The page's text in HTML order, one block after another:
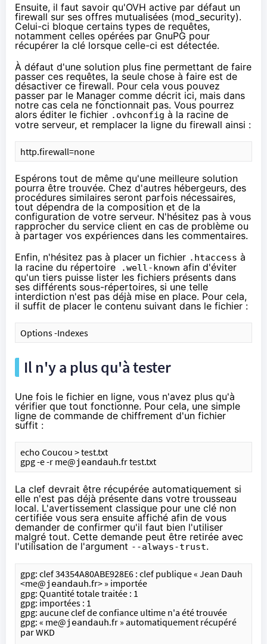
Ensuite, il faut savoir qu'OVH active par défaut un
firewall sur ses offres mutualisées (mod_security).
Celui-ci bloque certains types de requêtes,
notamment celles opérées par GnuPG pour
récupérer la clé lorsque celle-ci est détectée.
À défaut d'une solution plus fine permettant de faire
passer ces requêtes, la seule chose à faire est de
désactiver ce firewall. Pour cela vous pouvez
passer par le Manager comme décrit ici, mais dans
notre cas cela ne fonctionnait pas. Vous pourrez
alors éditer le fichier .ovhconfig à la racine de
votre serveur, et remplacer la ligne du firewall ainsi :
http.firewall=none
Espérons tout de même qu'une meilleure solution
pourra être trouvée. Chez d'autres hébergeurs, des
procédures similaires seront parfois nécessaires,
tout dépendra de la composition et de la
configuration de votre serveur. N'hésitez pas à vous
rapprocher du service client en cas de problème ou
à partager vos expériences dans les commentaires.
Enfin, n'hésitez pas à placer un fichier .htaccess à
la racine du répertoire .well-known afin d'éviter
qu'un tiers puisse lister les fichiers présents dans
ses différents sous-répertoires, si une telle
interdiction n'est pas déjà mise en place. Pour cela,
il suffit de placer le contenu suivant dans le fichier :
Options -Indexes
Il n'y a plus qu'à tester
Une fois le fichier en ligne, vous n'avez plus qu'à
vérifier que tout fonctionne. Pour cela, une simple
ligne de commande de chiffrement d'un fichier
suffit :
echo Coucou > test.txt
gpg -e -r me@jeandauh.fr test.txt
La clef devrait être récupérée automatiquement si
elle n'est pas déjà présente dans votre trousseau
local. L'avertissement classique pour une clé non
certifiée vous sera ensuite affiché afin de vous
demander de confirmer qu'il faut bien l'utiliser
malgré tout. Cette demande peut être retirée avec
l'utilisation de l'argument --always-trust.
gpg: clef 34354A80ABE928E6 : clef publique « Jean Dauh
<me@jeandauh.fr> » importée
gpg: Quantité totale traitée : 1
gpg: importées : 1
gpg: aucune clef de confiance ultime n'a été trouvée
gpg: « me@jeandauh.fr » automatiquement récupéré
par WKD